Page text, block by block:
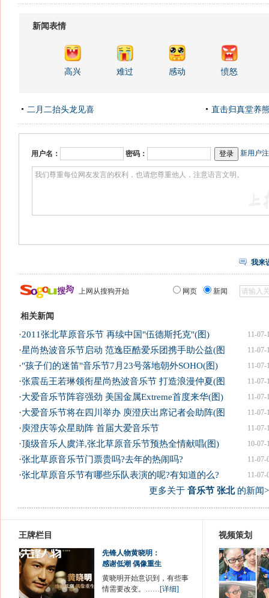
新闻表情
高兴 难过 感动 愤怒
二月二抬头龙见喜 直击归真堂养
用户名： 密码： 新用户
我来
上网从搜狗开始 网页 新闻
相关新闻
11-07-
·2011张北草原音乐节 再续中国"伍德斯托克"(图)
11-07-
·星尚热波音乐节启动 范逸臣酷爱乐团携手助公益(图
11-07-
·"孩子们的迷笛"音乐节7月23号落地朝外SOHO(图)
11-07-
·张震岳王若琳领衔星尚热波音乐节 打造浪漫仲夏(图
11-07-
·大爱音乐节阵容强劲 美国金属Extreme首度来华(图)
11-07-
·大爱音乐节将在四川举办 庾澄庆出席记者会助阵(图
11-07-
·庾澄庆等众星助阵 首届大爱音乐节
10-07-
·顶级音乐人虞洋,张北草原音乐节预热全情献唱(图)
11-07-
·张北草原音乐节门票贵吗?去年的热闹吗?
11-07-
·张北草原音乐节有哪些乐队表演的呢?有知道的么?
更多关于 音乐节 张北的新闻
王牌栏目
先锋人物黄晓明：
感谢低潮 偶像重生
黄晓明开始意识到，有些事
情需要改变。……[详细]
视频策划